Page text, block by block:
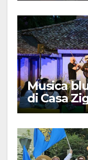
Musica
di Casa